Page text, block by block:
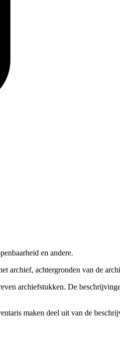
en andere.
archief, achtergronden van de
archiefstukken. De
maken deel uit van de